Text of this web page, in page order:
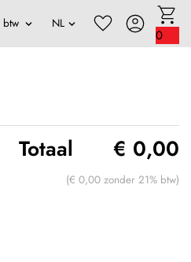
0
Totaal € 0,00
(€ 0,00 zonder 21% btw)